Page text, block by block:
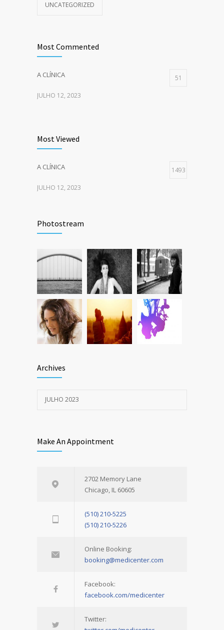
UNCATEGORIZED
Most Commented
A CLÍNICA 51
JULHO 12, 2023
Most Viewed
A CLÍNICA 1493
JULHO 12, 2023
Photostream
Archives
JULHO 2023
Make An Appointment
2702 Memory Lane
Chicago, IL 60605
(510) 210-5225
(510) 210-5226
Online Booking:
booking@medicenter.com
Facebook:
facebook.com/medicenter
Twitter: